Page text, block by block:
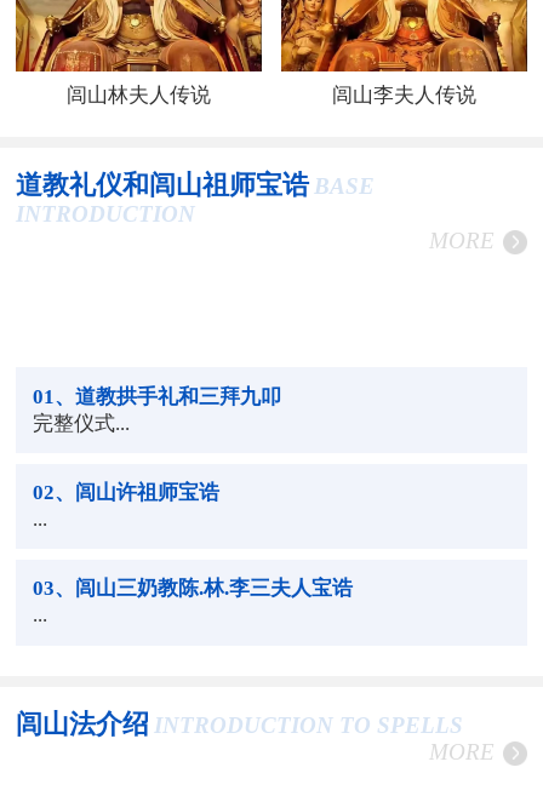
闾山林夫人传说 闾山李夫人传说
道教礼仪和闾山祖师宝诰 BASE
INTRODUCTION
MORE
01 、道教拱手礼和三拜九叩
完整仪式...
02、闾山许祖师宝诰
...
03、闾山三奶教陈.林.李三夫人宝诰
...
闾山法介绍 INTRODUCTION TO SPELLS
MORE